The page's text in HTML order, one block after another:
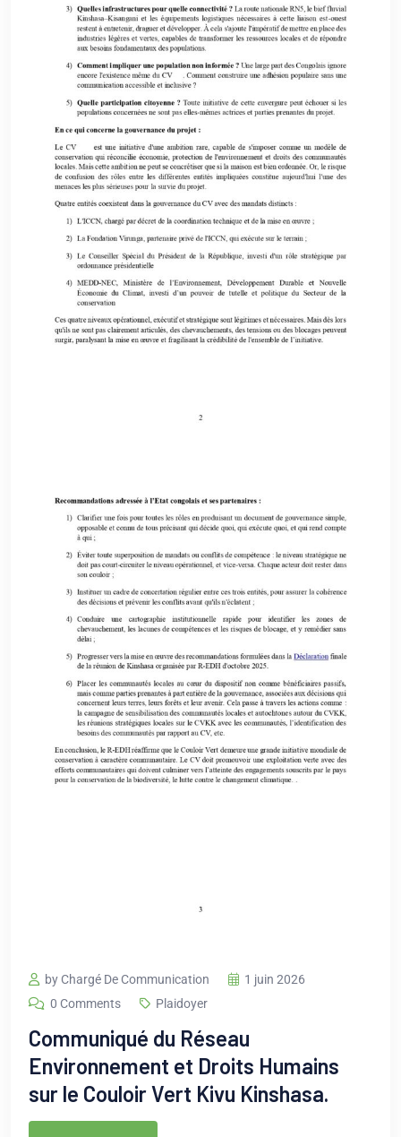
by Chargé De Communication
1 juin 2026
0 Comments
Plaidoyer
Communiqué du Réseau
Environnement et Droits Humains
sur le Couloir Vert Kivu Kinshasa.